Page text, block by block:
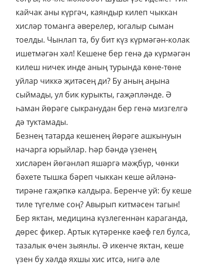
кайчак аны күргәч, каяндыр килеп чыккан
хисләр томанга әверелер, югалыр сыман
тоелды. Чынлап та, бу бит күз күрмәгән-колак
ишетмәгән хәл! Кешене бер генә дә күрмәгән
килеш ничек инде аның турында көне-төне
уйлар чиккә җитәсең ди? Бу аның аңына
сыймады, ул бик курыкты, гаҗәпләнде. Ә
һаман йөрәге сыкранудан бер генә мизгелгә
дә туктамады.
Безнең татарда кешенең йөрәге ашкынуын
начарга юрыйлар. Һәр бәндә үзенең
хисләрен йөгәнләп яшәргә мәҗбүр, чөнки
бәхете тышка бәреп чыккан кеше әйләнә-
тирәне гаҗәпкә калдыра. Беренче уй: бу кеше
тиле түгелме соң? Авырып китмәсен тагын!
Бер яктан, медицина күзлегеннән караганда,
дөрес фикер. Артык күтәренке кәеф гел булса,
тазалык өчен зыянлы. Ә икенче яктан, кеше
үзен бу хәлдә яхшы хис итсә, нигә әле